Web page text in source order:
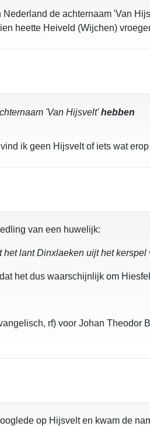
de achternaam 'Van
heette Heiveld (Wijchen)
'Van Hijsvelt'hebben
vind ik geen Hijsvelt of iets wat
van een huwelijk:
lant Dinxlaeken uijt het
het dus waarschijnlijk om
rf) voor Johan
op Hijsvelt en kwam de